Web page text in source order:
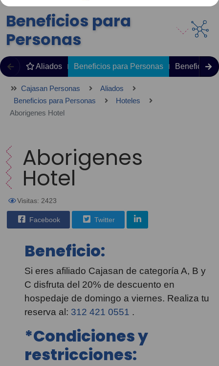
Beneficios para
Personas
Aliados Beneficios para Personas Beneficios
Cajasan Personas
Aliados
Beneficios para Personas
Hoteles
Aborigenes Hotel
Aborigenes
Hotel
Visitas: 2423
Facebook Twitter
Beneficio:
Si eres afiliado Cajasan de categoría A, B y
C disfruta del 20% de descuento en
hospedaje de domingo a viernes. Realiza tu
reserva al: 312 421 0551 .
*Condiciones y
restricciones: